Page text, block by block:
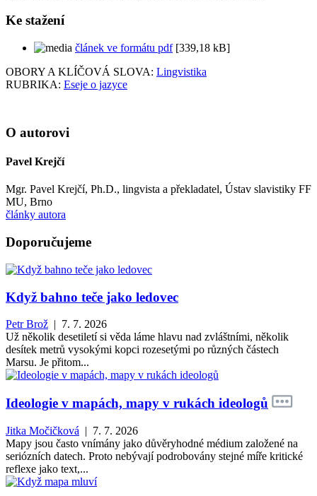
Ke stažení
článek ve formátu pdf[339,18 kB]
OBORY A KLÍČOVÁ SLOVA: Lingvistika
RUBRIKA: Eseje o jazyce
O autorovi
Pavel Krejčí
Mgr. Pavel Krejčí, Ph.D., lingvista a překladatel, Ústav slavistiky FF
MU, Brno
články autora
Doporučujeme
Když bahno teče jako ledovec
Petr Brož | 7. 7. 2026
Už několik desetiletí si věda láme hlavu nad zvláštními, několik
desítek metrů vysokými kopci rozesetými po různých částech
Marsu. Je přitom...
Ideologie v mapách, mapy v rukách ideologů
Jitka Močičková | 7. 7. 2026
Mapy jsou často vnímány jako důvěryhodné médium založené na
seriózních datech. Proto nebývají podrobovány stejné míře kritické
reflexe jako text,...